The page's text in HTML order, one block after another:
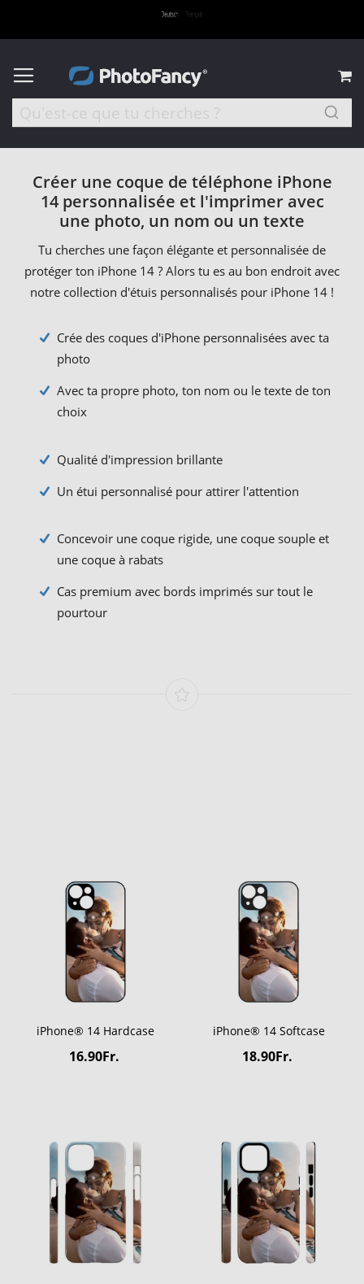
Créer une coque de téléphone iPhone
14 personnalisée et l'imprimer avec
une photo, un nom ou un texte
Tu cherches une façon élégante et personnalisée de
protéger ton iPhone 14 ? Alors tu es au bon endroit avec
notre collection d'étuis personnalisés pour iPhone 14 !
Crée des coques d'iPhone personnalisées avec ta
photo
Avec ta propre photo, ton nom ou le texte de ton
choix
Qualité d'impression brillante
Un étui personnalisé pour attirer l'attention
Concevoir une coque rigide, une coque souple et
une coque à rabats
Cas premium avec bords imprimés sur tout le
pourtour
iPhone® 14 Hardcase
16.90Fr.
iPhone® 14 Softcase
18.90Fr.